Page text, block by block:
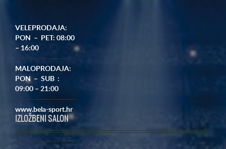
VELEPRODAJA:
PON – PET: 08:00
– 16:00
MALOPRODAJA:
PON – SUB :
09:00 – 21:00
www.bela-sport.hr
IZLOŽBENI SALON